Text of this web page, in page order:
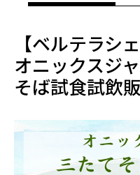
【ベルテラシ
オニックスジ
そば試食試飲販